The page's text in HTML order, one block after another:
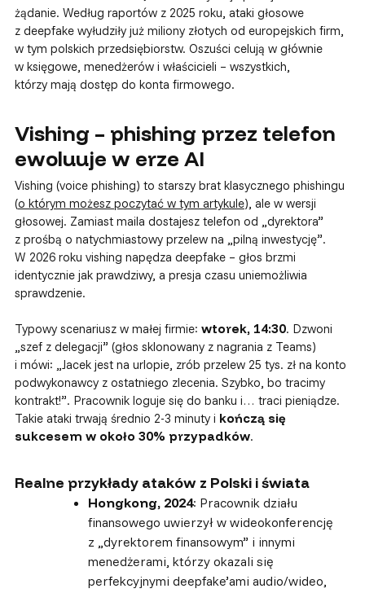
żądanie. Według raportów z 2025 roku, ataki głosowe
z deepfake wyłudziły już miliony złotych od europejskich firm,
w tym polskich przedsiębiorstw. Oszuści celują w głównie
w księgowe, menedżerów i właścicieli – wszystkich,
którzy mają dostęp do konta firmowego.
Vishing – phishing przez telefon
ewoluuje w erze AI
Vishing (voice phishing) to starszy brat klasycznego phishingu
(o którym możesz poczytać w tym artykule), ale w wersji
głosowej. Zamiast maila dostajesz telefon od „dyrektora”
z prośbą o natychmiastowy przelew na „pilną inwestycję”.
W 2026 roku vishing napędza deepfake – głos brzmi
identycznie jak prawdziwy, a presja czasu uniemożliwia
sprawdzenie.
Typowy scenariusz w małej firmie: wtorek, 14:30. Dzwoni
„szef z delegacji” (głos sklonowany z nagrania z Teams)
i mówi: „Jacek jest na urlopie, zrób przelew 25 tys. zł na konto
podwykonawcy z ostatniego zlecenia. Szybko, bo tracimy
kontrakt!”. Pracownik loguje się do banku i… traci pieniądze.
Takie ataki trwają średnio 2-3 minuty i kończą się
sukcesem w około 30% przypadków.
Realne przykłady ataków z Polski i świata
Hongkong, 2024: Pracownik działu
finansowego uwierzył w wideokonferencję
z „dyrektorem finansowym” i innymi
menedżerami, którzy okazali się
perfekcyjnymi deepfake’ami audio/wideo,